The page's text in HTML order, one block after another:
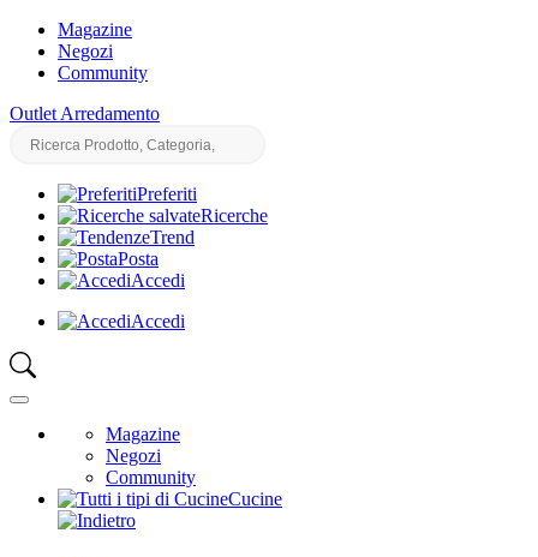
Magazine
Negozi
Community
Outlet Arredamento
Preferiti
Ricerche
Trend
Posta
Accedi
Accedi
Magazine
Negozi
Community
Cucine